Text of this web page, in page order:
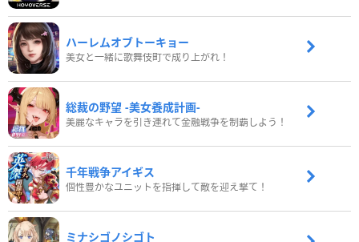
ハーレムオブトーキョー
美女と一緒に歌舞伎町で成り上がれ！
総裁の野望 -美女養成計画-
美麗なキャラを引き連れて金融戦争を制覇しよう！
千年戦争アイギス
個性豊かなユニットを指揮して敵を迎え撃て！
ミナシゴノシゴト